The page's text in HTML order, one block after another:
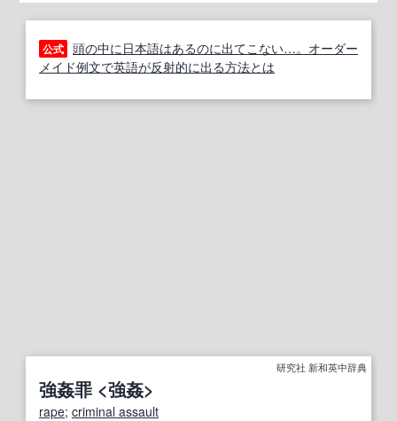
公式 頭の中に日本語はあるのに出てこない…。オーダー
メイド例文で英語が反射的に出る方法とは
研究社 新和英中辞典
強姦罪 <強姦>
rape; criminal assault